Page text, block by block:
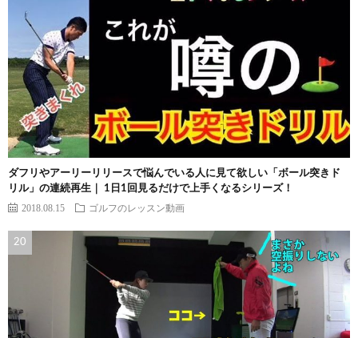
ダフリやアーリーリリースで悩んでいる人に見て欲しい「ボール突きド
リル」の連続再生｜ 1日1回見るだけで上手くなるシリーズ！
2018.08.15 ゴルフのレッスン動画